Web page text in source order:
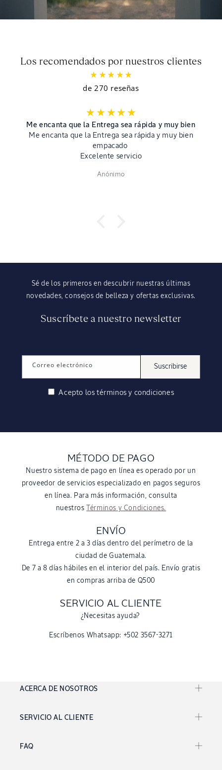
Los recomendados por nuestros clientes
de 270 reseñas
Me encanta que la Entrega sea rápida y muy bien
Me encanta que la Entrega sea rápida y muy bien
empacado
Excelente servicio
Anónimo
Sé de los primeros en descubrir nuestras últimas
novedades, consejos de belleza y ofertas exclusivas.
Suscríbete a nuestro newsletter
Correo electrónico Suscribirse
Acepto los términos y condiciones
MÉTODO DE PAGO
Nuestro sistema de pago en línea es operado por un
proveedor de servicios especializado en pagos seguros
en línea. Para más información, consulta
nuestros
Términos y Condiciones.
ENVÍO
Entrega entre 2 a 3 días dentro del perímetro de la
ciudad de Guatemala.
De 7 a 8 días hábiles en el interior del país. Envío gratis
en compras arriba de Q500
SERVICIO AL CLIENTE
¿Necesitas ayuda?
Escríbenos Whatsapp: +502 3567-3271
ACERCA DE NOSOTROS
SERVICIO AL CLIENTE
FAQ